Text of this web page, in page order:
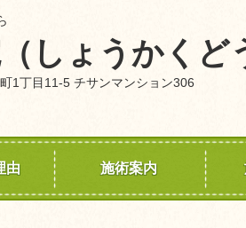
しょうかくど
1丁目11-5 チサンマンション306
由 施術案内